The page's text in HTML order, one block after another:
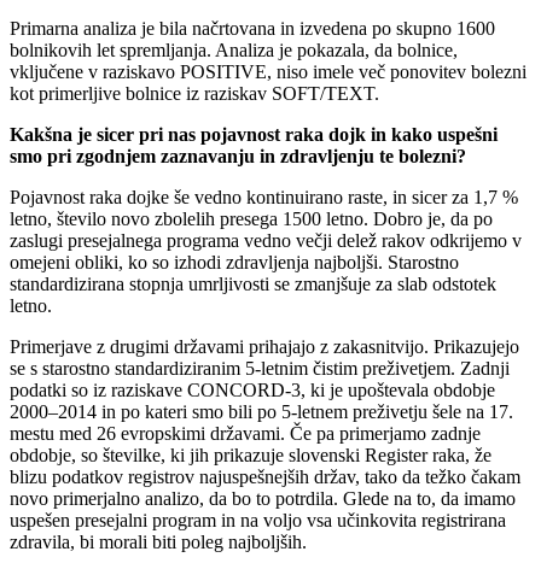
Primarna analiza je bila načrtovana in izvedena po skupno 1600
bolnikovih let spremljanja. Analiza je pokazala, da bolnice,
vključene v raziskavo POSITIVE, niso imele več ponovitev bolezni
kot primerljive bolnice iz raziskav SOFT/TEXT.
Kakšna je sicer pri nas pojavnost raka dojk in kako uspešni
smo pri zgodnjem zaznavanju in zdravljenju te bolezni?
Pojavnost raka dojke še vedno kontinuirano raste, in sicer za 1,7 %
letno, število novo zbolelih presega 1500 letno. Dobro je, da po
zaslugi presejalnega programa vedno večji delež rakov odkrijemo v
omejeni obliki, ko so izhodi zdravljenja najboljši. Starostno
standardizirana stopnja umrljivosti se zmanjšuje za slab odstotek
letno.
Primerjave z drugimi državami prihajajo z zakasnitvijo. Prikazujejo
se s starostno standardiziranim 5-letnim čistim preživetjem. Zadnji
podatki so iz raziskave CONCORD-3, ki je upoštevala obdobje
2000–2014 in po kateri smo bili po 5-letnem preživetju šele na 17.
mestu med 26 evropskimi državami. Če pa primerjamo zadnje
obdobje, so številke, ki jih prikazuje slovenski Register raka, že
blizu podatkov registrov najuspešnejših držav, tako da težko čakam
novo primerjalno analizo, da bo to potrdila. Glede na to, da imamo
uspešen presejalni program in na voljo vsa učinkovita registrirana
zdravila, bi morali biti poleg najboljših.